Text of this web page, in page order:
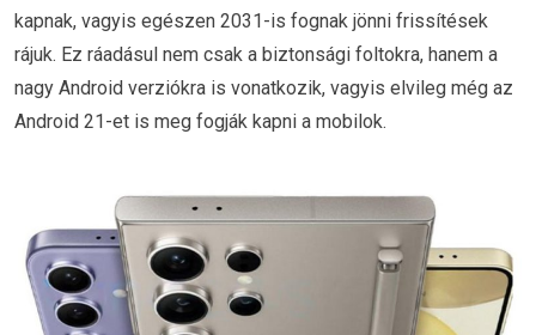
kapnak, vagyis egészen 2031-is fognak jönni frissítések
rájuk. Ez ráadásul nem csak a biztonsági foltokra, hanem a
nagy Android verziókra is vonatkozik, vagyis elvileg még az
Android 21-et is meg fogják kapni a mobilok.